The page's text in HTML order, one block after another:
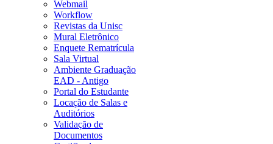
Webmail
Workflow
Revistas da Unisc
Mural Eletrônico
Enquete Rematrícula
Sala Virtual
Ambiente Graduação
EAD - Antigo
Portal do Estudante
Locação de Salas e
Auditórios
Validação de
Documentos